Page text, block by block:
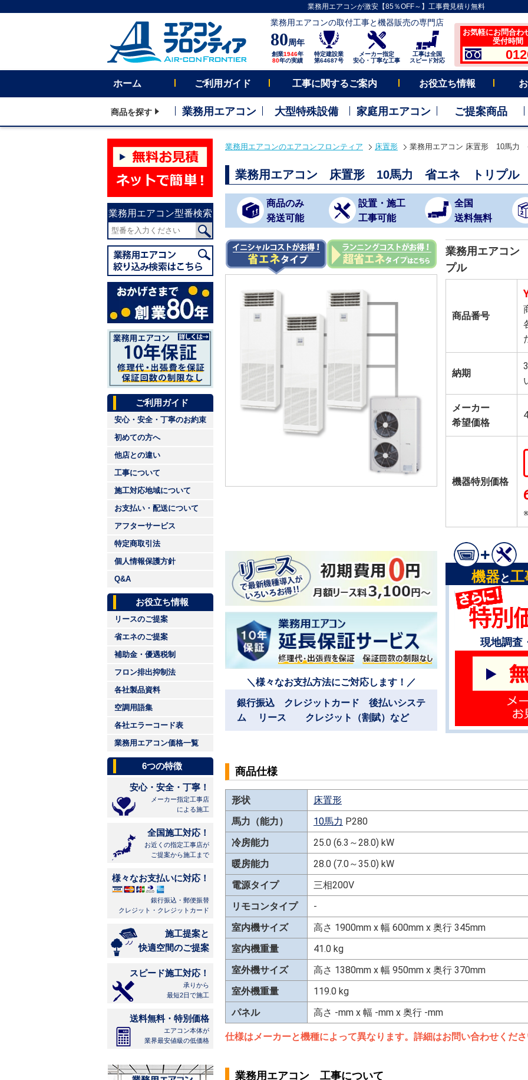
業務用エアコンが激安【85％OFF～】工事費見積り無料
業務用エアコンの取付工事と機器販売の専門店
80周年
創業1946年
80年の実績
特定建設業
第64687号
メーカー指定
安心・丁寧な工事
工事は全国
スピード対応
お気軽にお問合わ
受付時間
ホーム ご利用ガイド 工事に関するご案内 お役立ち情報
商品を探す 業務用エアコン 大型特殊設備 家庭用エアコン ご提案商品
業務用エアコン型番検索
ご利用ガイド
安心・安全・丁寧のお約束
初めての方へ
他店との違い
工事について
施工対応地域について
お支払い・配送について
アフターサービス
特定商取引法
個人情報保護方針
Q&A
お役立ち情報
リースのご提案
省エネのご提案
補助金・優遇税制
フロン排出抑制法
各社製品資料
空調用語集
各社エラーコード表
業務用エアコン価格一覧
6つの特徴
安心・安全・丁寧！
メーカー指定工事店
による施工
全国施工対応！
お近くの指定工事店が
ご提案から施工まで
様々なお支払いに対応！
銀行振込・郵便振替
クレジット・クレジットカード
施工提案と
快適空間のご提案
スピード施工対応！
承りから
最短2日で施工
送料無料・特別価格
エアコン本体が
業界最安値級の低価格
業務用エアコンのエアコンフロンティア 床置形 業務用エアコン 床置形 10馬力
業務用エアコン 床置形 10馬力 省エネ トリプル
商品のみ
発送可能
設置・施工
工事可能
全国
送料無料
業務用エアコ
プル
商品番号
納期
メーカー
希望価格
機器特別価格
＼様々なお支払方法にご対応します！／
銀行振込 クレジットカード 後払いシステ
ム リース クレジット（割賦）など
機器と工
現地調査
商品仕様
形状
床置形
馬力（能力）
10馬力 P280
冷房能力
25.0 (6.3～28.0) kW
暖房能力
28.0 (7.0～35.0) kW
電源タイプ
三相200V
リモコンタイプ
-
室内機サイズ
高さ 1900mm x 幅 600mm x 奥行 345mm
室内機重量
41.0 kg
室外機サイズ
高さ 1380mm x 幅 950mm x 奥行 370mm
室外機重量
119.0 kg
パネル
高さ -mm x 幅 -mm x 奥行 -mm
仕様はメーカーと機種によって異なります。詳細はお問い合わせくだ
業務用エアコン 工事について